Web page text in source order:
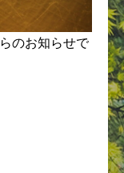
のお知らせで